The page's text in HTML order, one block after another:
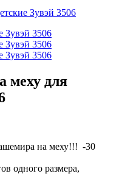
меху для
на меху!!! -30
одного размера,